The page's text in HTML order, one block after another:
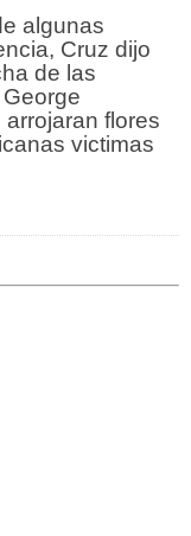
algunas
Cruz dijo
de las
flores
victimas